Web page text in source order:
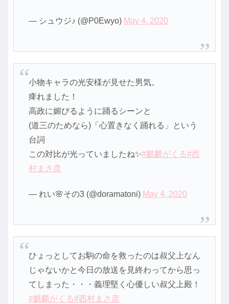
— シュウジ♪ (@P0Ewyo) May 4, 2020
小物キャラの光安様が見せた男気。
痺れました！
高政に媚びるように踊るシーンと
(道三のためなら)「心置きなく踊れる」という
台詞
この対比が光っていましたね✨#麒麟がくる#西
村まさ彦
— れい🌸その3 (@doramatoni) May 4, 2020
ひょっとしてお駒の命を救ったのは叔父上なん
じゃないかと今日の放送を見終わってから思っ
てしまった・・・義理堅く心優しい叔父上殿！
#麒麟がくる#西村まさ彦